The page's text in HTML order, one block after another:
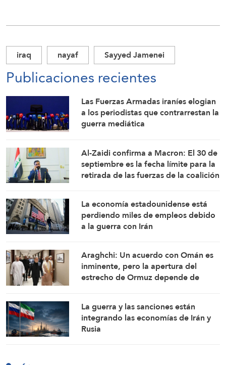
iraq nayaf Sayyed Jamenei
Publicaciones recientes
Las Fuerzas Armadas iraníes elogian
a los periodistas que contrarrestan la
guerra mediática
Al-Zaidi confirma a Macron: El 30 de
septiembre es la fecha límite para la
retirada de las fuerzas de la coalición
La economía estadounidense está
perdiendo miles de empleos debido
a la guerra con Irán
Araghchi: Un acuerdo con Omán es
inminente, pero la apertura del
estrecho de Ormuz depende de
La guerra y las sanciones están
integrando las economías de Irán y
Rusia